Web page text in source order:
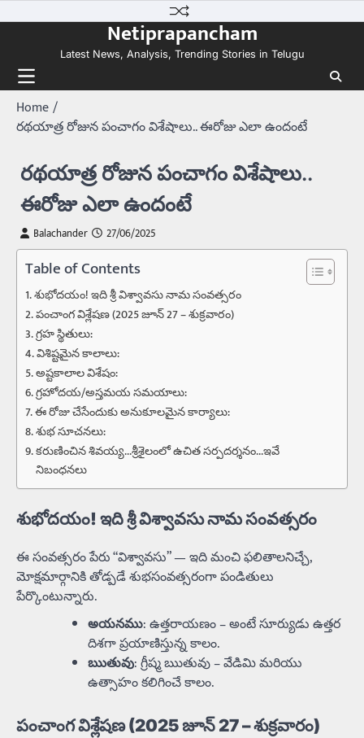
to
Netiprapancham
Latest News, Analysis, Trending Stories in Telugu
Home
రథయాత్ర రోజున పంచాగం విశేషాలు.. ఈరోజు ఎలా ఉందంటే
రథయాత్ర రోజున పంచాగం విశేషాలు..
ఈరోజు ఎలా ఉందంటే
Balachander 27/06/2025
Table of Contents
శుభోదయం! ఇది శ్రీ విశ్వావసు నామ సంవత్సరం
పంచాంగ విశ్లేషణ (2025 జూన్ 27 – శుక్రవారం)
గ్రహ స్థితులు:
విశిష్టమైన కాలాలు:
అష్టకాలాల విశేషం:
గ్రహోదయ/అస్తమయ సమయాలు:
ఈ రోజు చేసేందుకు అనుకూలమైన కార్యాలు:
శుభ సూచనలు:
కరుణించిన శివయ్య…శ్రీశైలంలో ఉచిత సర్పదర్శనం…ఇవే
నిబంధనలు
శుభోదయం! ఇది శ్రీ విశ్వావసు నామ సంవత్సరం
ఈ సంవత్సరం పేరు “విశ్వావసు” — ఇది మంచి ఫలితాలనిచ్చే,
మోక్షమార్గానికి తోడ్పడే శుభసంవత్సరంగా పండితులు
పేర్కొంటున్నారు.
అయనము: ఉత్తరాయణం – అంటే సూర్యుడు ఉత్తర
దిశగా ప్రయాణిస్తున్న కాలం.
ఋతువు: గ్రీష్మ ఋతువు – వేడిమి మరియు
ఉత్సాహం కలిగించే కాలం.
పంచాంగ విశ్లేషణ (2025 జూన్ 27 – శుక్రవారం)